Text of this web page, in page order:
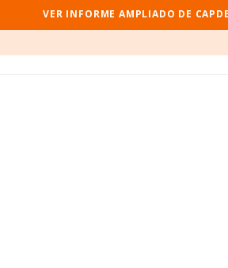
Bam S.L, CIF B58018656, tiene su
núm. 97, (08040), en el
sector y disponiendo de los datos de
VER INFORME AMPLIADO DE